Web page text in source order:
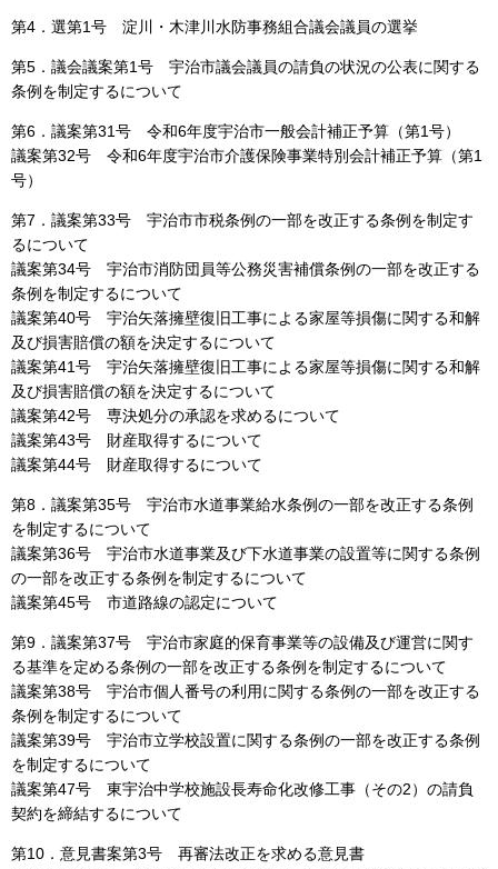
第4．選第1号 淀川・木津川水防事務組合議会議員の選挙
第5．議会議案第1号 宇治市議会議員の請負の状況の公表に関する
条例を制定するについて
第6．議案第31号 令和6年度宇治市一般会計補正予算（第1号）
議案第32号 令和6年度宇治市介護保険事業特別会計補正予算（第1
号）
第7．議案第33号 宇治市市税条例の一部を改正する条例を制定す
るについて
議案第34号 宇治市消防団員等公務災害補償条例の一部を改正する
条例を制定するについて
議案第40号 宇治矢落擁壁復旧工事による家屋等損傷に関する和解
及び損害賠償の額を決定するについて
議案第41号 宇治矢落擁壁復旧工事による家屋等損傷に関する和解
及び損害賠償の額を決定するについて
議案第42号 専決処分の承認を求めるについて
議案第43号 財産取得するについて
議案第44号 財産取得するについて
第8．議案第35号 宇治市水道事業給水条例の一部を改正する条例
を制定するについて
議案第36号 宇治市水道事業及び下水道事業の設置等に関する条例
の一部を改正する条例を制定するについて
議案第45号 市道路線の認定について
第9．議案第37号 宇治市家庭的保育事業等の設備及び運営に関す
る基準を定める条例の一部を改正する条例を制定するについて
議案第38号 宇治市個人番号の利用に関する条例の一部を改正する
条例を制定するについて
議案第39号 宇治市立学校設置に関する条例の一部を改正する条例
を制定するについて
議案第47号 東宇治中学校施設長寿命化改修工事（その2）の請負
契約を締結するについて
第10．意見書案第3号 再審法改正を求める意見書